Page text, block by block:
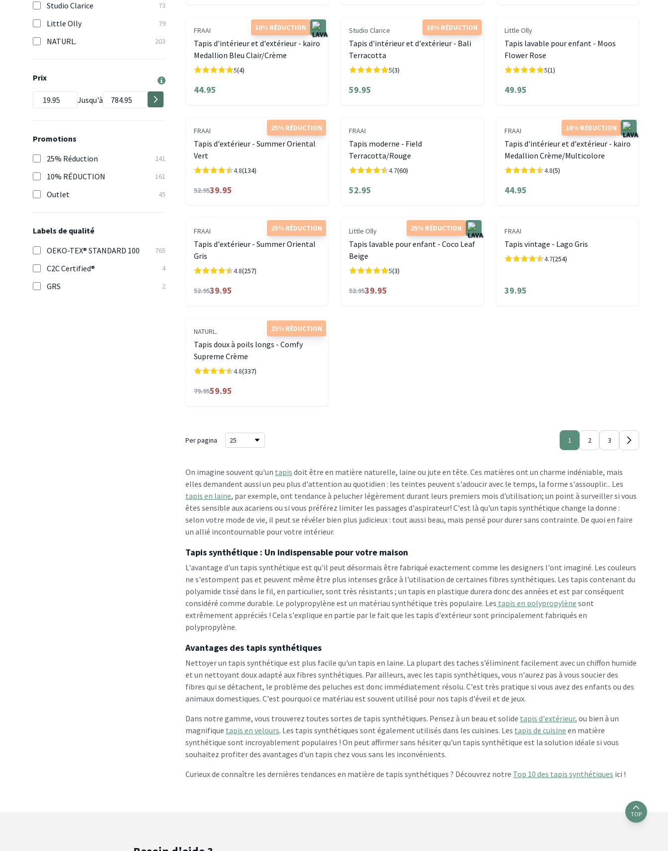
Studio Clarice 73
Little Olly 79
NATURL. 203
Prix
Jusqu'à
Promotions
25% Réduction
241
10% RÉDUCTION 161
Outlet 45
Labels de qualité
OEKO-TEX® STANDARD 100
765
C2C Certified® 4
GRS 2
10% RÉDUCTION
FRAAI
Tapis d'intérieur et d'extérieur - kairo
Medallion Bleu Clair/Crème
5(4)
44.95
10% RÉDUCTION
Studio Clarice
Tapis d'intérieur et d'extérieur - Bali
Terracotta
5(3)
59.95
Little Olly
Tapis lavable pour enfant - Moos
Flower Rose
5(1)
49.95
25% RÉDUCTION
FRAAI
Tapis d'extérieur - Summer Oriental
Vert
4.8(134)
52.9539.95
FRAAI
Tapis moderne - Field
Terracotta/Rouge
4.7(60)
52.95
10% RÉDUCTION
FRAAI
Tapis d'intérieur et d'extérieur - kairo
Medallion Crème/Multicolore
4.8(5)
44.95
25% RÉDUCTION
FRAAI
Tapis d'extérieur - Summer Oriental
Gris
4.8(257)
52.9539.95
25% RÉDUCTION
Little Olly
Tapis lavable pour enfant - Coco Leaf
Beige
5(3)
52.9539.95
FRAAI
Tapis vintage - Lago Gris
4.7(254)
39.95
25% RÉDUCTION
NATURL.
Tapis doux à poils longs - Comfy
Supreme Crème
4.8(337)
79.9559.95
Per pagina 1 2 3
On imagine souvent qu'un tapis doit être en matière naturelle, laine ou jute en tête. Ces matières ont un charme indéniable, mais
elles demandent aussi un peu plus d'attention au quotidien : les teintes peuvent s'adoucir avec le temps, la forme s'assouplir... Les
tapis en laine, par exemple, ont tendance à pelucher légèrement durant leurs premiers mois d'utilisation; un point à surveiller si vous
êtes sensible aux acariens ou si vous préférez limiter les passages d'aspirateur! C'est là qu'un tapis synthétique change la donne :
selon votre mode de vie, il peut se révéler bien plus judicieux : tout aussi beau, mais pensé pour durer sans contrainte. De quoi en faire
un allié incontournable pour votre intérieur.
Tapis synthétique : Un indispensable pour votre maison
L'avantage d'un tapis synthétique est qu'il peut désormais être fabriqué exactement comme les designers l'ont imaginé. Les couleurs
ne s'estompent pas et peuvent même être plus intenses grâce à l'utilisation de certaines fibres synthétiques. Les tapis contenant du
polyamide tissé dans le fil, en particulier, sont très résistants ; un tapis en plastique durera donc des années et est par conséquent
considéré comme durable. Le polypropylène est un matériau synthétique très populaire. Les tapis en polypropylène sont
extrêmement appréciés ! Cela s'explique en partie par le fait que les tapis d'extérieur sont principalement fabriqués en
polypropylène.
Avantages des tapis synthétiques
Nettoyer un tapis synthétique est plus facile qu'un tapis en laine. La plupart des taches s’éliminent facilement avec un chiffon humide
et un nettoyant doux adapté aux fibres synthétiques. Par ailleurs, avec les tapis synthétiques, vous n'aurez pas à vous soucier des
fibres qui se détachent, le problème des peluches est donc immédiatement résolu. C'est très pratique si vous avez des enfants ou des
animaux domestiques. C'est pourquoi ce matériau est souvent utilisé pour nos tapis d'éveil et de jeux.
Dans notre gamme, vous trouverez toutes sortes de tapis synthétiques. Pensez à un beau et solide tapis d'extérieur, ou bien à un
magnifique tapis en velours. Les tapis synthétiques sont également utilisés dans les cuisines. Les tapis de cuisine en matière
synthétique sont incroyablement populaires ! On peut affirmer sans hésiter qu'un tapis synthétique est la solution idéale si vous
souhaitez profiter des avantages d'un tapis chez vous sans les inconvénients.
Curieux de connaître les dernières tendances en matière de tapis synthétiques ? Découvrez notre Top 10 des tapis synthétiques ici !
TOP